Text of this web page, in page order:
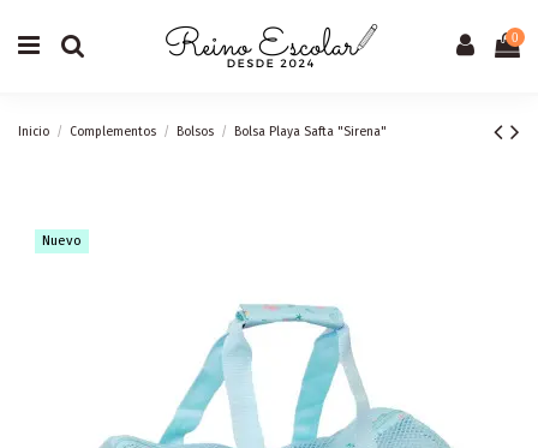
0
Inicio Complementos Bolsos Bolsa Playa Safta "Sirena"
Nuevo